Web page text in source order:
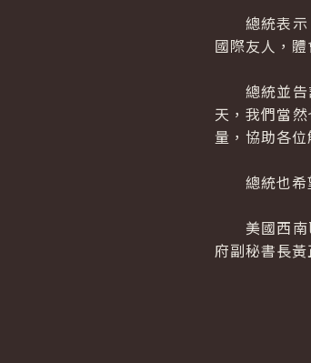
總統表示，
國際友人，
總統並告訴
天，我們當
量，協助各
總統也希望
美國西南區
府副秘書長黃